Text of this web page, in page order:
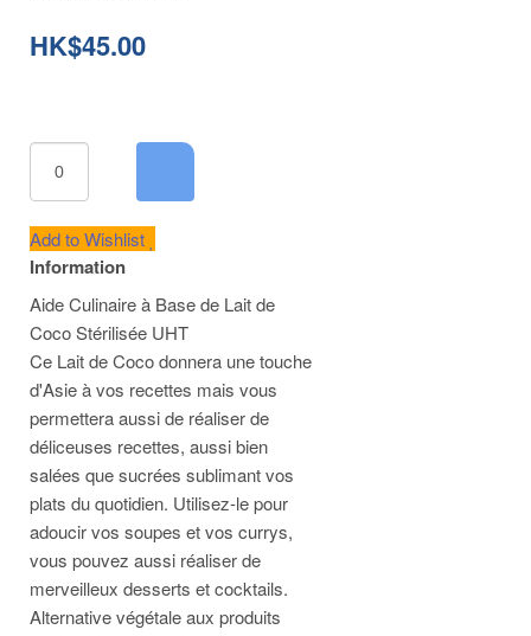
HK$45.00
Add to Wishlist
Information
Aide Culinaire à Base de Lait de
Coco Stérilisée UHT
Ce Lait de Coco donnera une touche
d'Asie à vos recettes mais vous
permettera aussi de réaliser de
déliceuses recettes, aussi bien
salées que sucrées sublimant vos
plats du quotidien. Utilisez-le pour
adoucir vos soupes et vos currys,
vous pouvez aussi réaliser de
merveilleux desserts et cocktails.
Alternative végétale aux produits